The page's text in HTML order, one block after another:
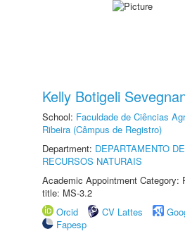
Kelly Botigeli
School: Faculdade de Ciências
Ribeira (Câmpus de Registro)
Department: DEPARTAMENTO
RECURSOS NATURAIS
Academic Appointment Category:
title: MS-3.2
Orcid
CV Lattes
Fapesp